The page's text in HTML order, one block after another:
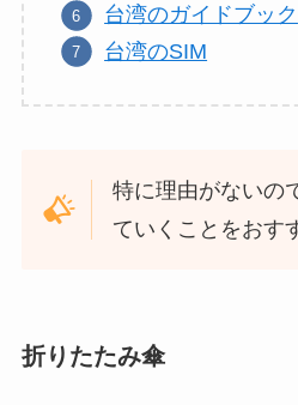
台湾のガイドブック
台湾のSIM
特に理由がないの
ていくことをおす
折りたたみ傘